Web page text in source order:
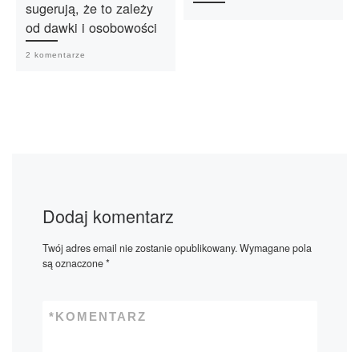
sugerują, że to zależy
od dawki i osobowości
2 komentarze
Dodaj komentarz
Twój adres email nie zostanie opublikowany.Wymagane pola
są oznaczone*
KOMENTARZ
*